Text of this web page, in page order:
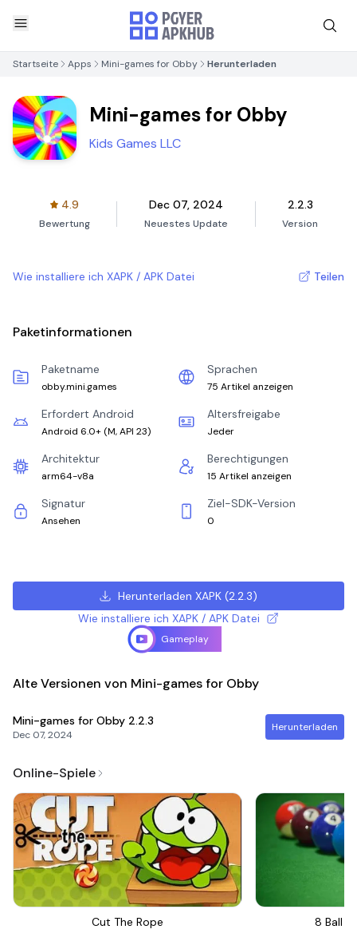
Startseite Apps Mini-games for Obby Herunterladen
Mini-games for Obby
Kids Games LLC
4.9
Bewertung
Dec 07, 2024
Neuestes Update
2.2.3
Version
Wie installiere ich XAPK / APK Datei Teilen
Paketinformationen
Paketname
obby.mini.games
Sprachen
75 Artikel anzeigen
Erfordert Android
Android 6.0+ (M, API 23)
Altersfreigabe
Jeder
Architektur
arm64-v8a
Berechtigungen
15 Artikel anzeigen
Signatur
Ansehen
Ziel-SDK-Version
0
Herunterladen XAPK (2.2.3)
Wie installiere ich XAPK / APK Datei
Gameplay
Alte Versionen von Mini-games for Obby
Mini-games for Obby 2.2.3
Dec 07, 2024
Herunterladen
Online-Spiele
Cut The Rope 8 Ball